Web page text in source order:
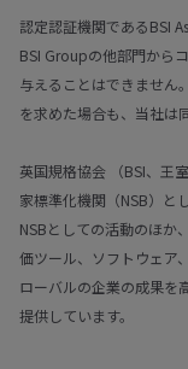
認定認証機関であるBSI
BSI Groupの他部門から
与えることはできません
を求めた場合も、当社は
英国規格協会 （BSI、王
家標準化機関（NSB）と
NSBとしての活動のほか
価ツール、ソフトウェア
ローバルの企業の成果を
提供しています。